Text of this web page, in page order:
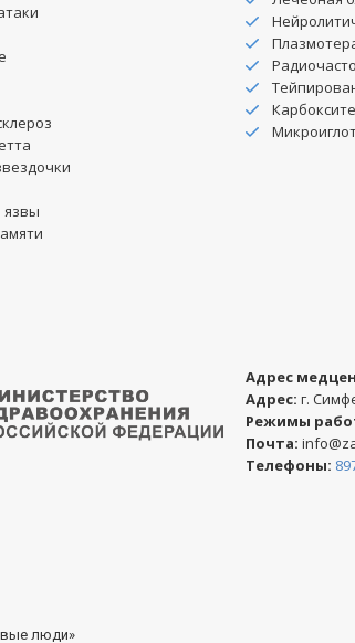
язвы
Адреc
Адреc: г.
Режимы
Почта:
Телефоны:
люди»